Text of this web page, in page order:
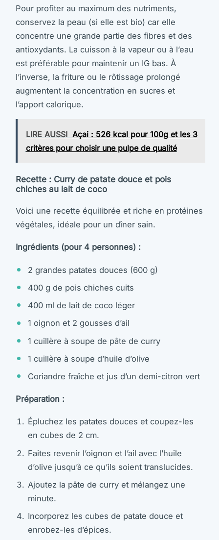
Pour profiter au maximum des nutriments,
conservez la peau (si elle est bio) car elle
concentre une grande partie des fibres et des
antioxydants. La cuisson à la vapeur ou à l’eau
est préférable pour maintenir un IG bas. À
l’inverse, la friture ou le rôtissage prolongé
augmentent la concentration en sucres et
l’apport calorique.
LIRE AUSSI Açai : 526 kcal pour 100g et les 3
critères pour choisir une pulpe de qualité
Recette : Curry de patate douce et pois
chiches au lait de coco
Voici une recette équilibrée et riche en protéines
végétales, idéale pour un dîner sain.
Ingrédients (pour 4 personnes) :
2 grandes patates douces (600 g)
400 g de pois chiches cuits
400 ml de lait de coco léger
1 oignon et 2 gousses d’ail
1 cuillère à soupe de pâte de curry
1 cuillère à soupe d’huile d’olive
Coriandre fraîche et jus d’un demi-citron vert
Préparation :
Épluchez les patates douces et coupez-les
en cubes de 2 cm.
Faites revenir l’oignon et l’ail avec l’huile
d’olive jusqu’à ce qu’ils soient translucides.
Ajoutez la pâte de curry et mélangez une
minute.
Incorporez les cubes de patate douce et
enrobez-les d’épices.